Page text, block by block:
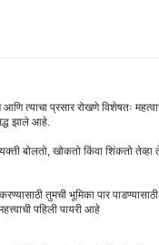
कसा पसरतो?
आणि त्याचा प्रसार रोखणे विशेषतः
झाले आहे.
बोलतो, खोकतो किंवा शिंकतो
तुमची भूमिका पार
पहिली पायरी आहे